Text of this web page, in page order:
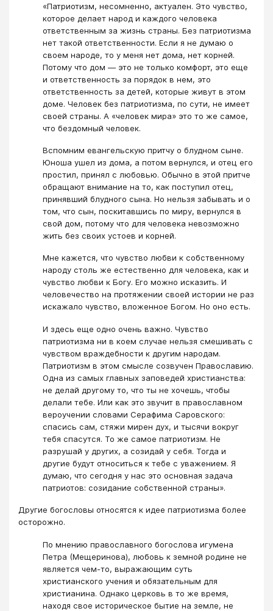
«Патриотизм, несомненно, актуален. Это чувство,
которое делает народ и каждого человека
ответственным за жизнь страны. Без патриотизма
нет такой ответственности. Если я не думаю о
своем народе, то у меня нет дома, нет корней.
Потому что дом — это не только комфорт, это еще
и ответственность за порядок в нем, это
ответственность за детей, которые живут в этом
доме. Человек без патриотизма, по сути, не имеет
своей страны. А «человек мира» это то же самое,
что бездомный человек.
Вспомним евангельскую притчу о блудном сыне.
Юноша ушел из дома, а потом вернулся, и отец его
простил, принял с любовью. Обычно в этой притче
обращают внимание на то, как поступил отец,
принявший блудного сына. Но нельзя забывать и о
том, что сын, поскитавшись по миру, вернулся в
свой дом, потому что для человека невозможно
жить без своих устоев и корней.
Мне кажется, что чувство любви к собственному
народу столь же естественно для человека, как и
чувство любви к Богу. Его можно исказить. И
человечество на протяжении своей истории не раз
искажало чувство, вложенное Богом. Но оно есть.
И здесь еще одно очень важно. Чувство
патриотизма ни в коем случае нельзя смешивать с
чувством враждебности к другим народам.
Патриотизм в этом смысле созвучен Православию.
Одна из самых главных заповедей христианства:
не делай другому то, что ты не хочешь, чтобы
делали тебе. Или как это звучит в православном
вероучении словами Серафима Саровского:
спасись сам, стяжи мирен дух, и тысячи вокруг
тебя спасутся. То же самое патриотизм. Не
разрушай у других, а созидай у себя. Тогда и
другие будут относиться к тебе с уважением. Я
думаю, что сегодня у нас это основная задача
патриотов: созидание собственной страны».
Другие богословы относятся к идее патриотизма более
осторожно​.
По мнению православного богослова игумена
Петра (Мещеринова), любовь к земной родине не
является чем-то, выражающим суть
христианского учения и обязательным для
христианина. Однако церковь в то же время,
находя свое историческое бытие на земле, не